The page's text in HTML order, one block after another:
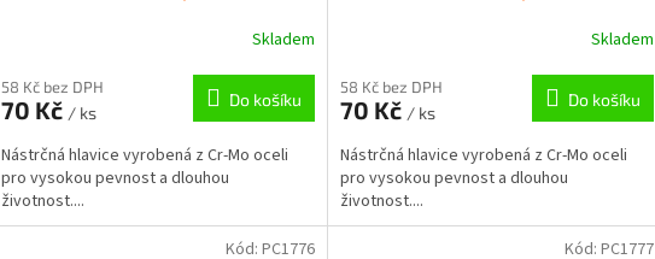
Skladem
58 Kč bez DPH
70 Kč / ks
Do košíku
Nástrčná hlavice vyrobená z Cr-Mo oceli
pro vysokou pevnost a dlouhou
životnost....
Skladem
58 Kč bez DPH
70 Kč / ks
Do košíku
Nástrčná hlavice vyrobená z Cr-Mo oceli
pro vysokou pevnost a dlouhou
životnost....
Kód: PC1776 Kód: PC1777